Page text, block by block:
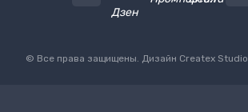
© Все права защищены. Дизайн Createx Studio